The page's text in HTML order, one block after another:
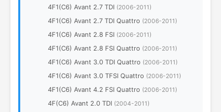
4F1(C6) Avant 2.7 TDI (2006-2011)
4F1(C6) Avant 2.7 TDI Quattro (2006-2011)
4F1(C6) Avant 2.8 FSI (2006-2011)
4F1(C6) Avant 2.8 FSI Quattro (2006-2011)
4F1(C6) Avant 3.0 TDI Quattro (2006-2011)
4F1(C6) Avant 3.0 TFSI Quattro (2006-2011)
4F1(C6) Avant 4.2 FSI Quattro (2006-2011)
4F(C6) Avant 2.0 TDI (2004-2011)